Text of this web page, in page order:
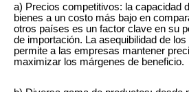
a) Precios competitivos: la capacidad
bienes a un costo más bajo en
otros países es un factor clave en su
de importación. La asequibilidad de
permite a las empresas mantener
maximizar los márgenes de beneficio.